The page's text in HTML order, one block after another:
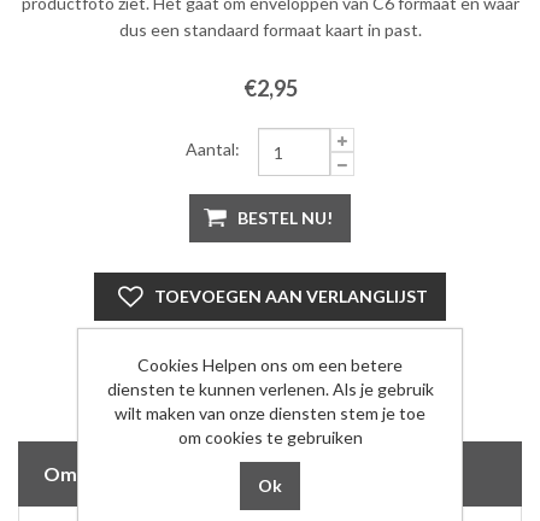
dus een standaard formaat kaart in past.
€2,95
Aantal:
BESTEL NU!
TOEVOEGEN AAN VERLANGLIJST
Omschrijving
Cookies Helpen ons om een betere
diensten te kunnen verlenen. Als je gebruik
wilt maken van onze diensten stem je toe
om cookies te gebruiken